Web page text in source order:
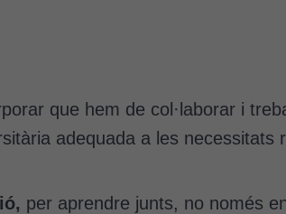
que hem de col·laborar i
adequada a les necessitats
per aprendre junts, no només